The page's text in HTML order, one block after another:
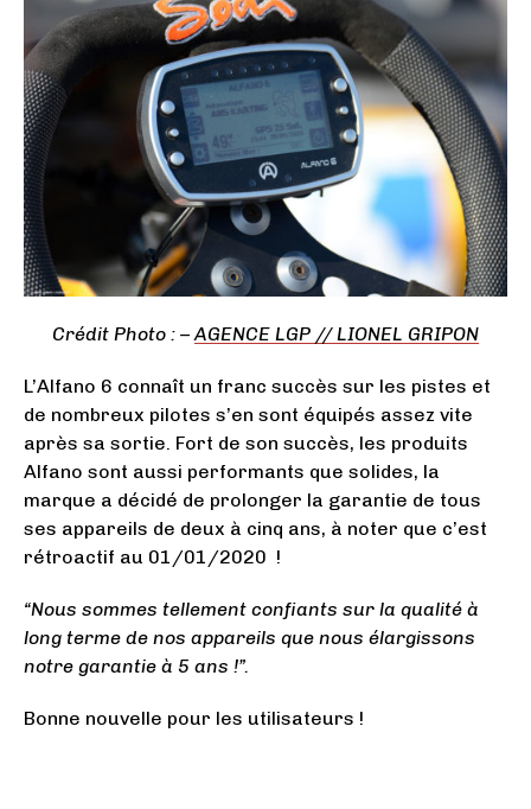
Crédit Photo : –AGENCE LGP // LIONEL GRIPON
L’Alfano 6 connaît un franc succès sur les pistes et
de nombreux pilotes s’en sont équipés assez vite
après sa sortie. Fort de son succès, les produits
Alfano sont aussi performants que solides, la
marque a décidé de prolonger la garantie de tous
ses appareils de deux à cinq ans, à noter que c’est
rétroactif au 01/01/2020 !
“Nous sommes tellement confiants sur la qualité à
long terme de nos appareils que nous élargissons
notre garantie à 5 ans !”.
Bonne nouvelle pour les utilisateurs !